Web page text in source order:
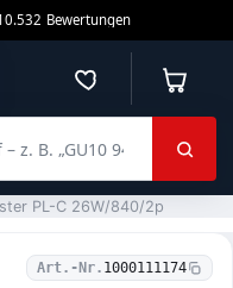
Bewertungen
Merkzettel
PL-C 26W/840/2p
Art.-Nr. 1000111174